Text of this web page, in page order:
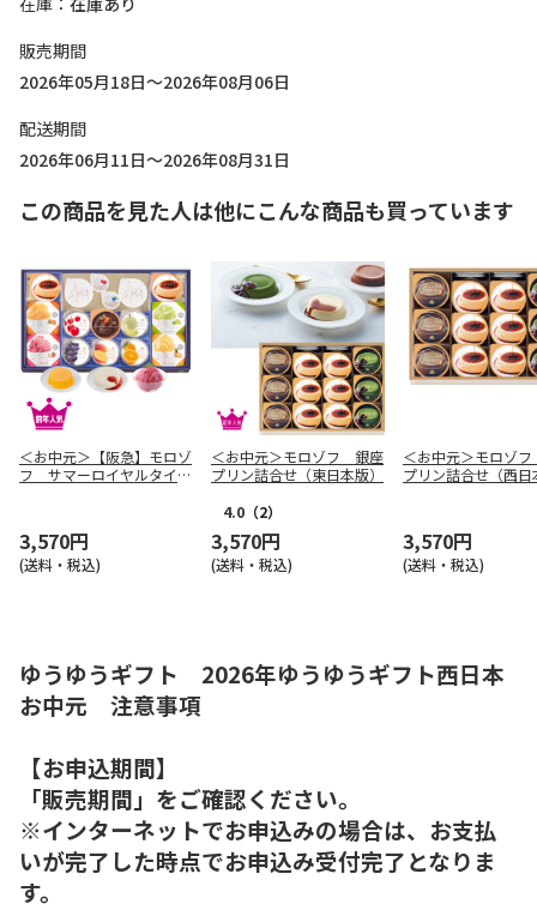
販売期間
2026年05月18日～2026年08月06日
配送期間
2026年06月11日～2026年08月31日
この商品を見た人は他にこんな商品も買っています
＜お中元＞【阪急】モロゾ
フ サマーロイヤルタイム
3,570円
(送料・税込)
＜お中元＞モロゾフ 銀座
プリン詰合せ（東日本版）
4.0 （2）
3,570円
(送料・税込)
＜お中元＞モロゾ
プリン詰合せ（西日
3,570円
(送料・税込)
ゆうゆうギフト 2026年ゆうゆうギフト西日本
お中元 注意事項
【お申込期間】
「販売期間」をご確認ください。
※インターネットでお申込みの場合は、お支払
いが完了した時点でお申込み受付完了となりま
す。